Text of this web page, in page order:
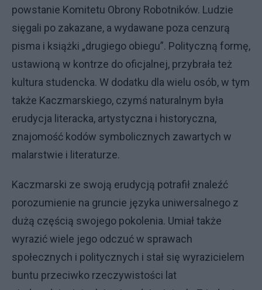
powstanie Komitetu Obrony Robotników. Ludzie
sięgali po zakazane, a wydawane poza cenzurą
pisma i książki „drugiego obiegu”. Polityczną formę,
ustawioną w kontrze do oficjalnej, przybrała też
kultura studencka. W dodatku dla wielu osób, w tym
także Kaczmarskiego, czymś naturalnym była
erudycja literacka, artystyczna i historyczna,
znajomość kodów symbolicznych zawartych w
malarstwie i literaturze.
Kaczmarski ze swoją erudycją potrafił znaleźć
porozumienie na gruncie języka uniwersalnego z
dużą częścią swojego pokolenia. Umiał także
wyrazić wiele jego odczuć w sprawach
społecznych i politycznych i stał się wyrazicielem
buntu przeciwko rzeczywistości lat